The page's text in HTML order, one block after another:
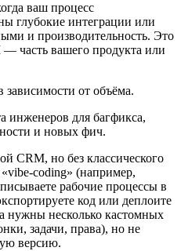
ваш процесс
глубокие интеграции или
и производительность. Это
часть вашего продукта или
зависимости от объёма.
инженеров для багфикса,
и новых фич.
CRM, но без классического
coding» (например,
рабочие процессы в
код или деплоите
нужны несколько кастомных
задачи, права), но не
версию.